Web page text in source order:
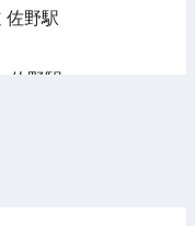
佐野駅
佐野駅